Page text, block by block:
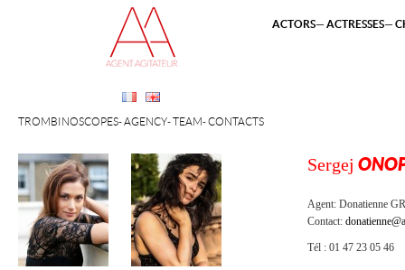
TROMBINOSCOPES AGENCY TEAM CONTACTS
ACTORS ACTRESSES
Sergej
Agent: Donatienne
Contact:
Tél : 01 47 23 05 46